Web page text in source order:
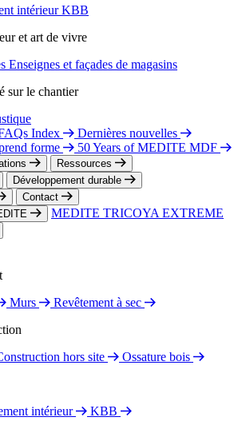
intérieurKBB
et art de vivre
Enseignes et façades de magasins
sur le chantier
Index
Dernières nouvelles
forme
50 Years of MEDITE MDF
Ressources
Développement durable
Contact
MEDITE TRICOYA EXTREME
Murs
Revêtement à sec
hors site
Ossature bois
intérieur
KBB